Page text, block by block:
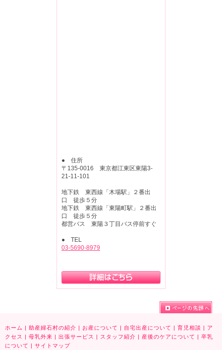
● 住所
〒135-0016 東京都江東区東陽3-
21-11-101
地下鉄 東西線「木場駅」２番出
口 徒歩５分
地下鉄 東西線「東陽町駅」２番出
口 徒歩５分
都営バス 東陽３丁目バス停前すぐ
● TEL
03-5690-8979
ホーム | 助産婦石村の紹介 | お産について | 自宅出産について | 育児相談 | ア
クセス
| 母乳外来 | 出張サービス | スタッフ紹介 | 産後のケアについて | 卒乳
について | サイトマップ